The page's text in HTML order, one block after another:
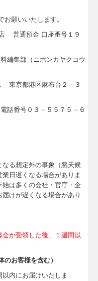
願いいたします。
普通預金 口座番号１９
編集部（ニホンカヤクコウ
東京都港区麻布台２－３
話番号０３－５５７５－６
る想定外の事象（悪天候
日遅くなる場合がありま
は多くの会社・官庁・企
けが遅くなる場合があり
会が受領した後、１週間以
お客様を含む）
以内にお届けいたしま